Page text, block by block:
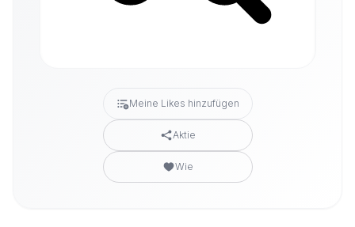
Meine Likes hinzufügen
Aktie
Wie